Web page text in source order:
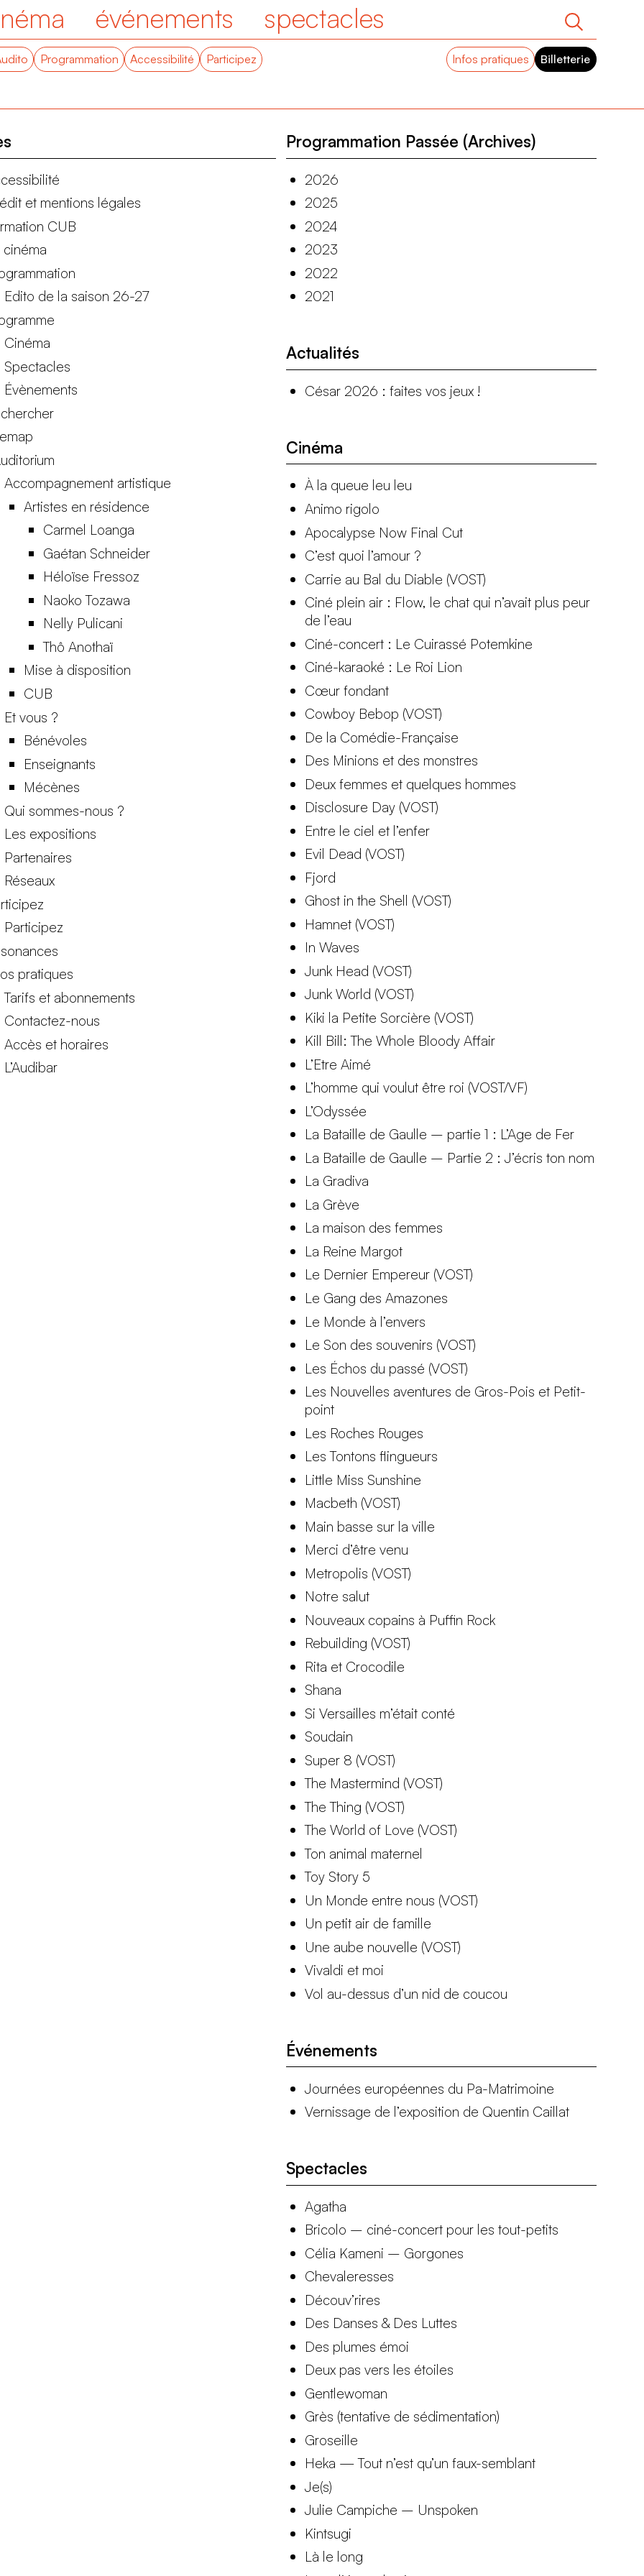
événements spectacles
Programmation Accessibilité Participez Infos pratiques Billetterie
et mentions légales
CUB
cinéma
Edito de la saison 26-27
Cinéma
Spectacles
Évènements
Accompagnement artistique
Artistes en résidence
Carmel Loanga
Gaétan Schneider
Héloïse Fressoz
Naoko Tozawa
Nelly Pulicani
Thô Anothaï
Mise à disposition
CUB
Et vous ?
Bénévoles
Enseignants
Mécènes
Qui sommes-nous ?
Les expositions
Partenaires
Réseaux
Participez
pratiques
Tarifs et abonnements
Contactez-nous
Accès et horaires
L’Audibar
Programmation Passée (Archives)
2026
2025
2024
2023
2022
2021
Actualités
César 2026 : faites vos jeux !
Cinéma
À la queue leu leu
Animo rigolo
Apocalypse Now Final Cut
C’est quoi l’amour ?
Carrie au Bal du Diable (VOST)
Ciné plein air : Flow, le chat qui n’avait plus peur
de l’eau
Ciné-concert : Le Cuirassé Potemkine
Ciné-karaoké : Le Roi Lion
Cœur fondant
Cowboy Bebop (VOST)
De la Comédie-Française
Des Minions et des monstres
Deux femmes et quelques hommes
Disclosure Day (VOST)
Entre le ciel et l’enfer
Evil Dead (VOST)
Fjord
Ghost in the Shell (VOST)
Hamnet (VOST)
In Waves
Junk Head (VOST)
Junk World (VOST)
Kiki la Petite Sorcière (VOST)
Kill Bill: The Whole Bloody Affair
L’Etre Aimé
L’homme qui voulut être roi (VOST/VF)
L’Odyssée
La Bataille de Gaulle – partie 1 : L’Age de Fer
La Bataille de Gaulle – Partie 2 : J’écris ton nom
La Gradiva
La Grève
La maison des femmes
La Reine Margot
Le Dernier Empereur (VOST)
Le Gang des Amazones
Le Monde à l’envers
Le Son des souvenirs (VOST)
Les Échos du passé (VOST)
Les Nouvelles aventures de Gros-Pois et Petit-
point
Les Roches Rouges
Les Tontons flingueurs
Little Miss Sunshine
Macbeth (VOST)
Main basse sur la ville
Merci d’être venu
Metropolis (VOST)
Notre salut
Nouveaux copains à Puffin Rock
Rebuilding (VOST)
Rita et Crocodile
Shana
Si Versailles m’était conté
Soudain
Super 8 (VOST)
The Mastermind (VOST)
The Thing (VOST)
The World of Love (VOST)
Ton animal maternel
Toy Story 5
Un Monde entre nous (VOST)
Un petit air de famille
Une aube nouvelle (VOST)
Vivaldi et moi
Vol au-dessus d’un nid de coucou
Événements
Journées européennes du Pa-Matrimoine
Vernissage de l’exposition de Quentin Caillat
Spectacles
Agatha
Bricolo – ciné-concert pour les tout-petits
Célia Kameni – Gorgones
Chevaleresses
Découv’rires
Des Danses & Des Luttes
Des plumes émoi
Deux pas vers les étoiles
Gentlewoman
Grès (tentative de sédimentation)
Groseille
Heka — Tout n’est qu’un faux-semblant
Je(s)
Julie Campiche – Unspoken
Kintsugi
Là le long